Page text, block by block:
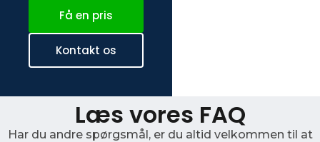
Få en pris
Kontakt os
Læs vores FAQ
Har du andre spørgsmål, er du altid velkommen til at